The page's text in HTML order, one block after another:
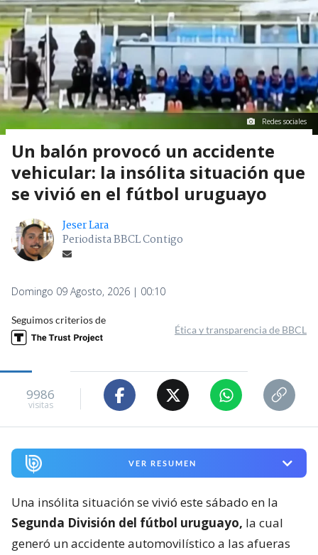
Redes sociales
Un balón provocó un accidente
vehicular: la insólita situación que
se vivió en el fútbol uruguayo
Jeser Lara
Periodista BBCL Contigo
Domingo 09 Agosto, 2026 | 00:10
Seguimos criterios de
Ética y transparencia de BBCL
9986
visitas
VER RESUMEN
Una insólita situación se vivió este sábado en la
Segunda División del fútbol uruguayo, la cual
generó un accidente automovilístico a las afueras